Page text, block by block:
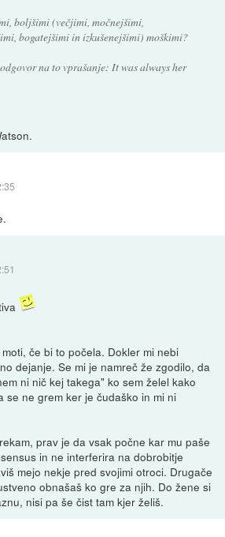
boljšimi (večjimi, močnejšimi,
bogatejšimi in izkušenejšimi) moškimi?
na to vprašanje: It was always her
če bi to počela. Dokler mi nebi
dejanje. Se mi je namreč že zgodilo, da
ni nič kej takega" ko sem želel kako
se ne grem ker je čudaško in mi ni
prav je da vsak počne kar mu paše
in ne interferira na dobrobitje
mejo nekje pred svojimi otroci. Drugače
obnašaš ko gre za njih. Do žene si
nisi pa še čist tam kjer želiš.